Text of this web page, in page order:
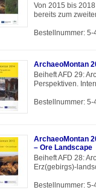
Von 2015 bis
bereits zum
Bestellnummer: 5-
ArchaeoMontan
Beiheft AFD 29:
Perspektiven.
Bestellnummer: 5-
ArchaeoMontan
– Ore Landscape
Beiheft AFD 28:
Erz(gebirgs)-
Bestellnummer: 5-